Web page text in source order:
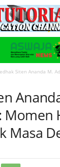
Siten Ananda M.
Momen
Masa